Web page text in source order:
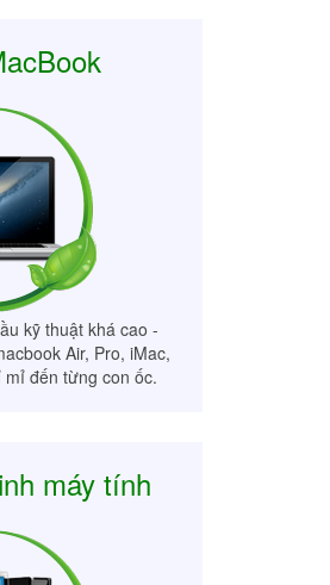
kỹ thuật khá cao -
Air, Pro, iMac,
đến từng con ốc.
máy tính